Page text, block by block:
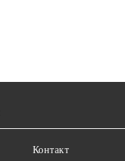
Контакт